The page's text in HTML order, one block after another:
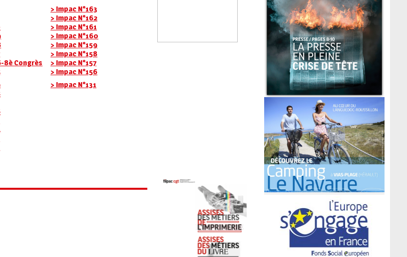
8è Congrès
> Impac N°163
> Impac N°162
> Impac N°161
> Impac N°160
> Impac N°159
> Impac N°158
> Impac N°157
> Impac N°156
> Impac N°131